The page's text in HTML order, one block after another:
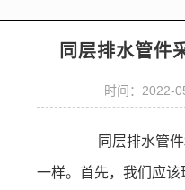
同层排水管件
时间：2022-
同层排水管件
一样。首先，我们应